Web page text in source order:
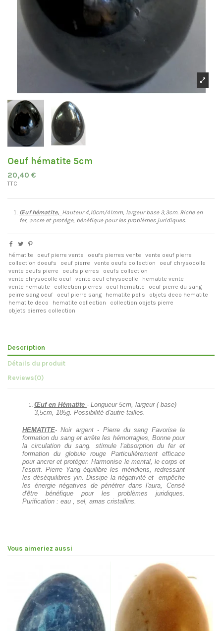
Oeuf hématite 5cm
20,40 €
TTC
Œufhématite, Hauteur 4,10cm/41mm, largeur base 3,3cm. Riche en
fer, ancre et protège, bénéfique pour les problèmes juridiques.
hématite oeuf pierre vente oeufs pierres vente
vente oeuf pierre
collection doeufs
oeuf pierre vente oeufs collection
oeuf chrysocolle
vente oeufs pierre
oeufs pierres
oeufs collection
vente chrysocolle oeuf vente oeuf chrysocolle
hematite vente
vente hematite
collection pierres oeuf hematite
oeuf pierre du sang
peirre sang oeuf
oeuf pierre sang hematite polis
objets deco hematite
hematite deco
hematite collection
collection objets pierre
objets pierres collection
Description
Détails du produit
Reviews(0)
Œufen Hématite - Longueur 5cm, largeur ( base)
3,5cm, 185g. Possibilité d'autre tailles.
HEMATITE- Noir argent - Pierre du sang Favorise la
formation du sang et arrête les hémorragies, Bonne pour
la circulation du sang. stimule l’absorption du fer et
formation du globule rouge Particulièrement efficace
pour ancrer et protéger. Harmonise le mental, le corps et
l'esprit. Pierre Yang équilibre les méridiens, redressant
les déséquilibres yin. Dissipe la négativité et empêche
les énergie négatives de pénétrer dans l'aura, Censé
d'être bénéfique pour les problèmes juridiques.
Purification : eau , sel, amas cristallins.
Vous aimeriez aussi